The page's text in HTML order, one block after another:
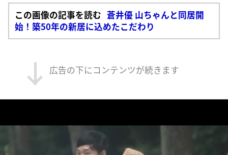
この画像の記事を読む 蒼井優 山ちゃんと同居開
始！築50年の新居に込めたこだわり
広告の下にコンテンツが続きます